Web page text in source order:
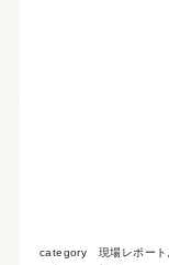
category 現場レポート